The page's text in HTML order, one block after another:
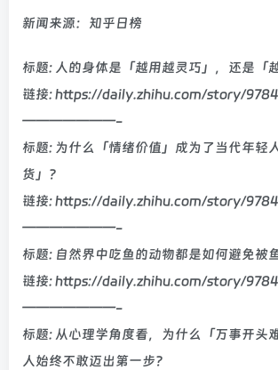
新闻来源：知乎日榜
标题: 人的身体是「越用越灵巧」，还是「
链接: https://daily.zhihu.com/story/
———————-
标题: 为什么「情绪价值」成为了当代年轻
货」？
链接: https://daily.zhihu.com/story/
———————-
标题: 自然界中吃鱼的动物都是如何避免被
链接: https://daily.zhihu.com/story/
———————-
标题: 从心理学角度看，为什么「万事开头
人始终不敢迈出第一步？